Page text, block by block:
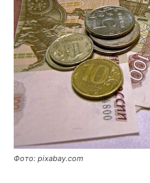
Фото: pixabay.com